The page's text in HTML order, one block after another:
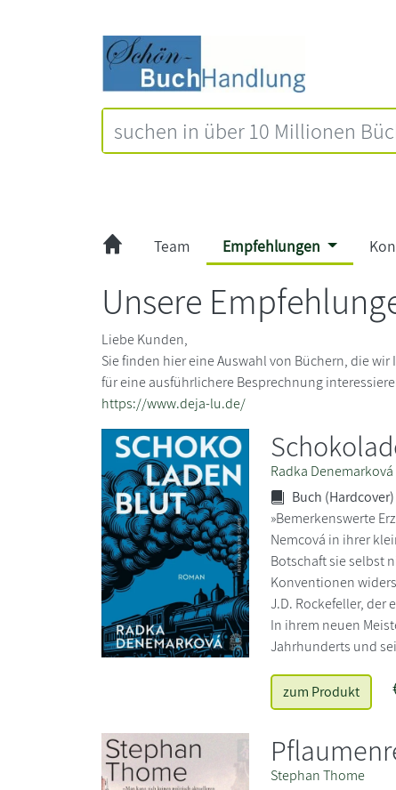
Team Empfehlungen
Unsere
Liebe Kunden,
Sie finden hier eine Auswahl von Büchern, die
für eine ausführlichere Besprechnung
https://www.deja-lu.de/
Radka Denemarková
Buch (Hardcover)
»Bemerkenswerte
Nemcová in ihrer
Botschaft sie selbst
Konventionen
J.D. Rockefeller, der
In ihrem neuen
Jahrhunderts und
zum Produkt
Stephan Thome